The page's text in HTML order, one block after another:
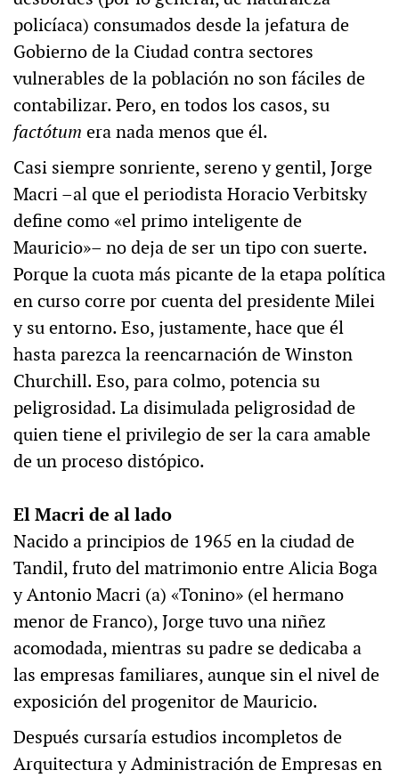
policíaca) consumados desde la jefatura de
Gobierno de la Ciudad contra sectores
vulnerables de la población no son fáciles de
contabilizar. Pero, en todos los casos, su
factótum era nada menos que él.
Casi siempre sonriente, sereno y gentil, Jorge
Macri –al que el periodista Horacio Verbitsky
define como «el primo inteligente de
Mauricio»– no deja de ser un tipo con suerte.
Porque la cuota más picante de la etapa política
en curso corre por cuenta del presidente Milei
y su entorno. Eso, justamente, hace que él
hasta parezca la reencarnación de Winston
Churchill. Eso, para colmo, potencia su
peligrosidad. La disimulada peligrosidad de
quien tiene el privilegio de ser la cara amable
de un proceso distópico.
El Macri de al lado
Nacido a principios de 1965 en la ciudad de
Tandil, fruto del matrimonio entre Alicia Boga
y Antonio Macri (a) «Tonino» (el hermano
menor de Franco), Jorge tuvo una niñez
acomodada, mientras su padre se dedicaba a
las empresas familiares, aunque sin el nivel de
exposición del progenitor de Mauricio.
Después cursaría estudios incompletos de
Arquitectura y Administración de Empresas en